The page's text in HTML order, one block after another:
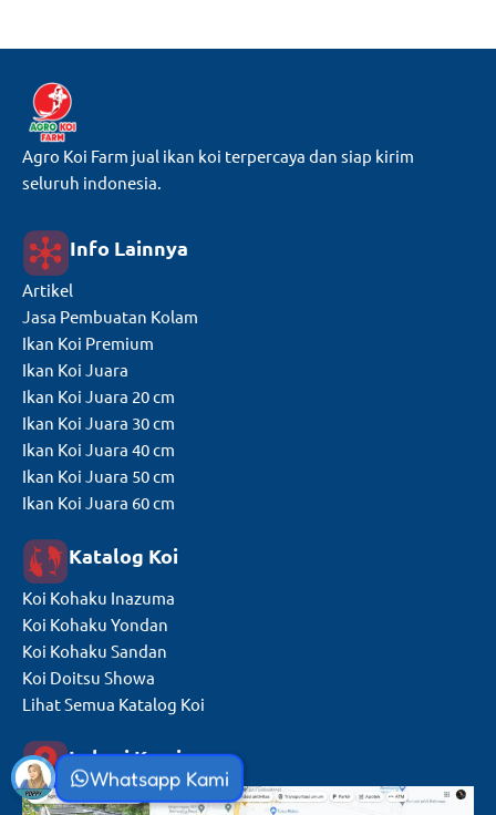
Agro Koi Farm jual ikan koi terpercaya dan siap kirim
seluruh indonesia.
Info Lainnya
Artikel
Jasa Pembuatan Kolam
Ikan Koi Premium
Ikan Koi Juara
Ikan Koi Juara 20 cm
Ikan Koi Juara 30 cm
Ikan Koi Juara 40 cm
Ikan Koi Juara 50 cm
Ikan Koi Juara 60 cm
Katalog Koi
Koi Kohaku Inazuma
Koi Kohaku Yondan
Koi Kohaku Sandan
Koi Doitsu Showa
Lihat Semua Katalog Koi
Lokasi Kami
Whatsapp Kami